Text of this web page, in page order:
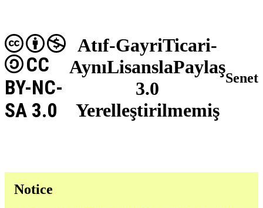
Atıf-GayriTicari-
AynıLisanslaPaylaş
3.0
Yerelleştirilmemiş
CC
BY-NC-
SA 3.0
Senet
Notice